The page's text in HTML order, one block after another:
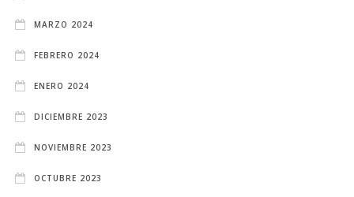
MARZO 2024
FEBRERO 2024
ENERO 2024
DICIEMBRE 2023
NOVIEMBRE 2023
OCTUBRE 2023